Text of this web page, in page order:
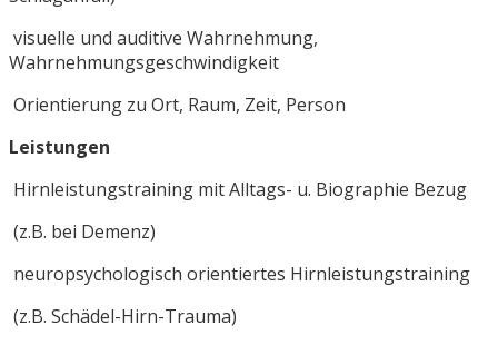
visuelle und auditive Wahrnehmung,
Wahrnehmungsgeschwindigkeit
Orientierung zu Ort, Raum, Zeit, Person
Leistungen
Hirnleistungstraining mit Alltags- u. Biographie Bezug
(z.B. bei Demenz)
neuropsychologisch orientiertes Hirnleistungstraining
(z.B. Schädel-Hirn-Trauma)